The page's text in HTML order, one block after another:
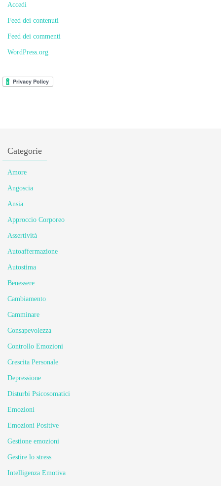
Accedi
Feed dei contenuti
Feed dei commenti
WordPress.org
Categorie
Amore
Angoscia
Ansia
Approccio Corporeo
Assertività
Autoaffermazione
Autostima
Benessere
Cambiamento
Camminare
Consapevolezza
Controllo Emozioni
Crescita Personale
Depressione
Disturbi Psicosomatici
Emozioni
Emozioni Positive
Gestione emozioni
Gestire lo stress
Intelligenza Emotiva